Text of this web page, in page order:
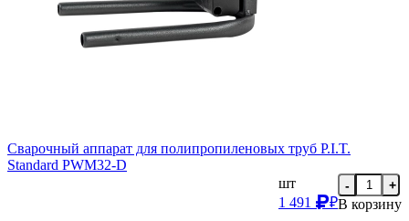
Сварочный аппарат для полипропиленовых труб P.I.T.
Standard PWM32-D
шт
1 491
₽
- +
В корзину